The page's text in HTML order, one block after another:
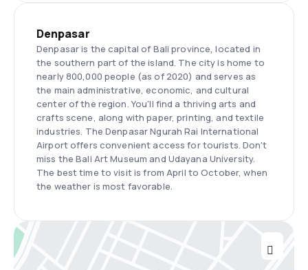
Denpasar
Denpasar is the capital of Bali province, located in
the southern part of the island. The city is home to
nearly 800,000 people (as of 2020) and serves as
the main administrative, economic, and cultural
center of the region. You'll find a thriving arts and
crafts scene, along with paper, printing, and textile
industries. The Denpasar Ngurah Rai International
Airport offers convenient access for tourists. Don't
miss the Bali Art Museum and Udayana University.
The best time to visit is from April to October, when
the weather is most favorable.